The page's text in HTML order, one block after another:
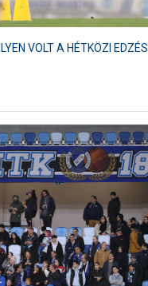
VOLT A HÉTKÖZI EDZÉS